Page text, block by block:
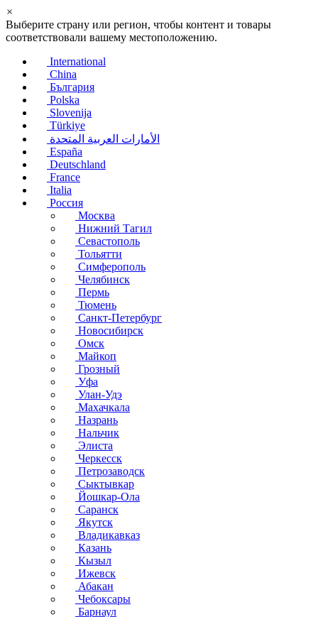
×
Выберите страну или регион, чтобы контент и товары
соответствовали вашему местоположению.
International
China
България
Polska
Slovenija
Türkiye
الأمارات العربية المتحدة
España
Deutschland
France
Italia
Россия
Москва
Нижний Тагил
Севастополь
Тольятти
Симферополь
Челябинск
Пермь
Тюмень
Санкт-Петербург
Новосибирск
Омск
Майкоп
Грозный
Уфа
Улан-Удэ
Махачкала
Назрань
Нальчик
Элиста
Черкесск
Петрозаводск
Сыктывкар
Йошкар-Ола
Саранск
Якутск
Владикавказ
Казань
Кызыл
Ижевск
Абакан
Чебоксары
Барнаул